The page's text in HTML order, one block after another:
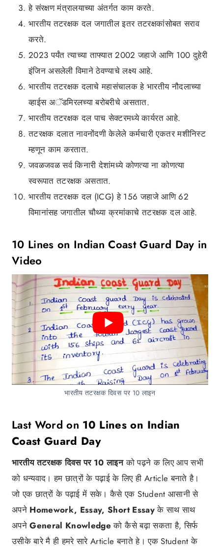
हे संरक्षण मंत्रालयाच्या अंतर्गत काम करते.
भारतीय तटरक्षक दल जगातील इतर तटरक्षकांसोबत सराव
करते.
2023 पर्यंत त्याच्या ताफ्यात 2002 जहाजे आणि 100 दुहेरी
इंजिन असलेली विमाने ठेवण्याचे लक्ष्य आहे.
भारतीय तटरक्षक दलाचे महासंचालक हे भारतीय नौदलाच्या
व्हाईस अॅडमिरलच्या बरोबरीचे असतात.
भारतीय तटरक्षक दल पाच सेक्टरमध्ये कार्यरत आहे.
तटरक्षक दलात नावनोंदणी केलेले कर्मचारी एकतर मशीनिस्ट
म्हणून काम करतात.
जवळजवळ सर्व किनारी देशांमध्ये कोणत्या ना कोणत्या
स्वरूपात तटरक्षक असतात.
भारतीय तटरक्षक दल (ICG) हे 156 जहाजे आणि 62
विमानांसह जगातील चौथ्या क्रमांकाचे तटरक्षक दल आहे.
10 Lines on Indian Coast Guard Day in
Video
भारतीय तटरक्षक दिवस पर 10 लाइन
Last Word on 10 Lines on Indian
Coast Guard Day
भारतीय तटरक्षक दिवस पर 10 लाइन को पढ़ने क लिए आप सभी
को धन्यवाद। हम छात्रों के पढ़ाई के लिए ही Article बनाते है।
जो एक छात्रों के पढ़ाई में सके। कैसे एक Student आसानी से
अपने Homework, Essay, Short Essayके साथ साथ
अपनेGeneral Knowledge को कैसे बढ़ा सकता है, सिर्फ
उसीके बारे मै ही हमरे सारे Article बनाते हे। एक Student के